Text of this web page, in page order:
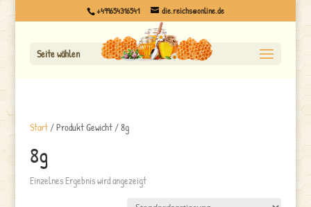
+499654316541 die.reichs@online.de
Seite wählen
Start/ Produkt Gewicht / 8g
8g
Einzelnes Ergebnis wird angezeigt